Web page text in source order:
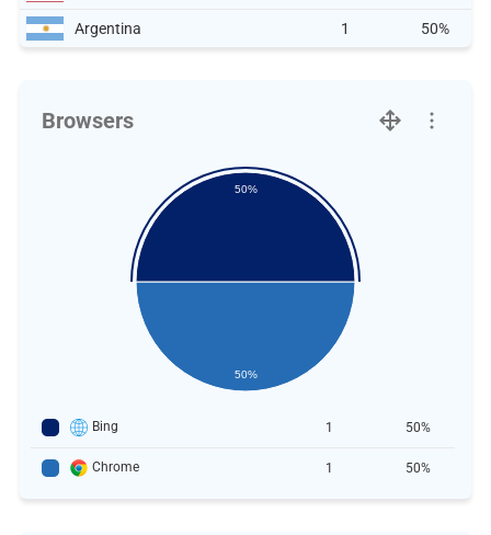
Argentina 1 50%
Browsers
50%
50%
Bing 1 50%
Chrome 1 50%